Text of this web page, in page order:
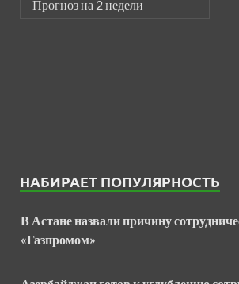
Прогноз на 2 недели
НАБИРАЕТ ПОПУЛЯРНОСТЬ
В Астане назвали причину
«Газпромом»